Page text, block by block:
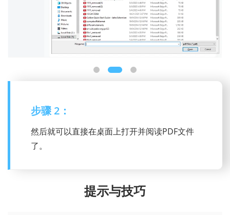
步骤 2：
然后就可以直接在桌面上打开并阅读PDF文件
了。
提示与技巧